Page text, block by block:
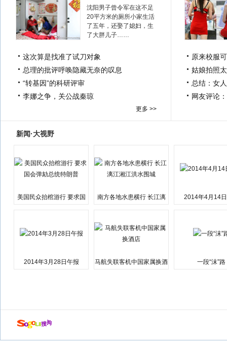
沈阳男子曾令军在这不足
20平方米的厕所小家生活
了五年，还娶了媳妇，生
了大胖儿子……
这次算是找准了试刀对象
总理的批评呼唤隐藏无奈的叹息
“转基因”的科研评审
李娜之争，关公战秦琼
更多 >>
原来校服
姑娘拍照
总结：女
网友评论
新闻·大视野
美国民众抬棺游行 要求国
南方各地水患横行 长江漓
2014年4月14
2014年3月28日午报
马航失联客机中国家属换酒
一段“沫”路